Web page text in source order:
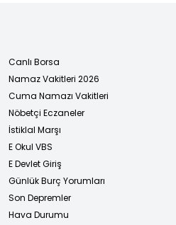
Canlı Borsa
Namaz Vakitleri 2026
Cuma Namazı Vakitleri
Nöbetçi Eczaneler
İstiklal Marşı
E Okul VBS
E Devlet Giriş
Günlük Burç Yorumları
Son Depremler
Hava Durumu